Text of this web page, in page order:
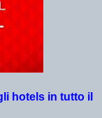
hotels in tutto il